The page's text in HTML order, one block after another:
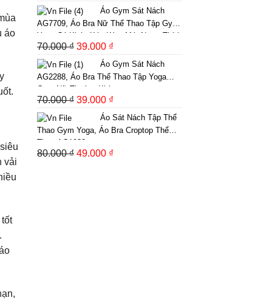
áo
vải
giá:
từ
249.000 ₫
Áo Gym Sát Nách
AG7709, Áo Bra Nữ Thể Thao Tập Gym,
Yoga Có Khóa Kéo Kèm Mút Ngực Thời
Trang Phong Cách
70.000₫ Giá
gốc
là:
39.000 ₫
hiện
tại
Áo Gym Sát Nách
AG2288, Áo Bra Thể Thao Tập Yoga
Gym Nữ Thoáng Khí
70.000₫ Giá
là:
39.000 ₫
hiện
tại
Áo Sát Nách Tập Thể
Thao Gym Yoga, Áo Bra Croptop Thể
Thao AG1932
80.000₫ Giá
49.000 ₫